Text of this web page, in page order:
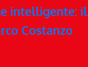
intelligente: il
Costanzo